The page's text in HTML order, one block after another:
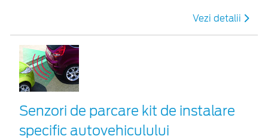
Vezi detalii
Senzori de parcare kit de instalare
specific autovehiculului